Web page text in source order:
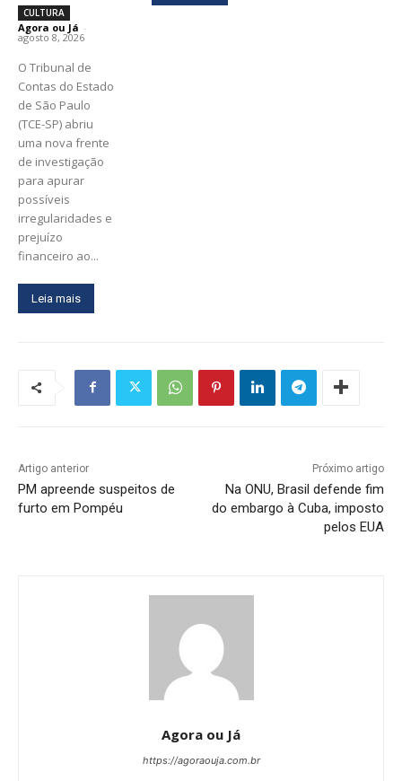
CULTURA
Agora ou Já -
agosto 8, 2026
O Tribunal de
Contas do Estado
de São Paulo
(TCE-SP) abriu
uma nova frente
de investigação
para apurar
possíveis
irregularidades e
prejuízo
financeiro ao...
Leia mais
Artigo anterior
PM apreende suspeitos de
furto em Pompéu
Próximo artigo
Na ONU, Brasil defende fim
do embargo à Cuba, imposto
pelos EUA
Agora ou Já
https://agoraouja.com.br